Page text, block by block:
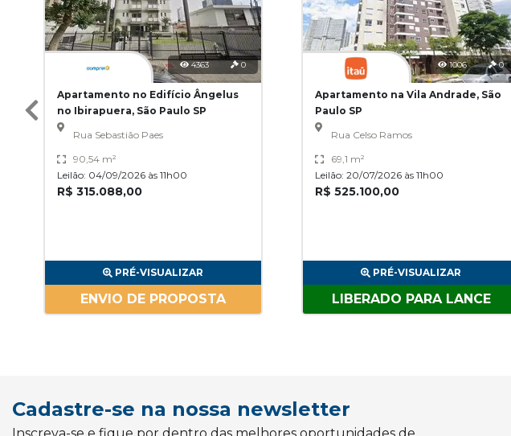
4363 0
Apartamento no Edifício Ângelus
no Ibirapuera, São Paulo SP
Rua Sebastião Paes
90,54 m²
Leilão: 04/09/2026 às 11h00
R$ 315.088,00
PRÉ-VISUALIZAR
ENVIO DE PROPOSTA
1006 0
Apartamento na Vila Andrade, São
Paulo SP
Rua Celso Ramos
69,1 m²
Leilão: 20/07/2026 às 11h00
R$ 525.100,00
PRÉ-VISUALIZAR
LIBERADO PARA LANCE
Cadastre-se na nossa newsletter